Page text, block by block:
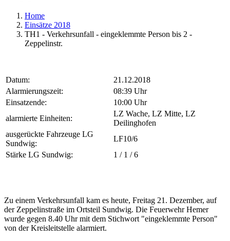
Home
Einsätze 2018
TH1 - Verkehrsunfall - eingeklemmte Person bis 2 -
Zeppelinstr.
Datum:
21.12.2018
Alarmierungszeit:
08:39 Uhr
Einsatzende:
10:00 Uhr
alarmierte Einheiten:
LZ Wache, LZ Mitte, LZ
Deilinghofen
ausgerückte Fahrzeuge LG
Sundwig:
LF10/6
Stärke LG Sundwig:
1 / 1 / 6
Zu einem Verkehrsunfall kam es heute, Freitag 21. Dezember, auf
der Zeppelinstraße im Ortsteil Sundwig. Die Feuerwehr Hemer
wurde gegen 8.40 Uhr mit dem Stichwort "eingeklemmte Person"
von der Kreisleitstelle alarmiert.